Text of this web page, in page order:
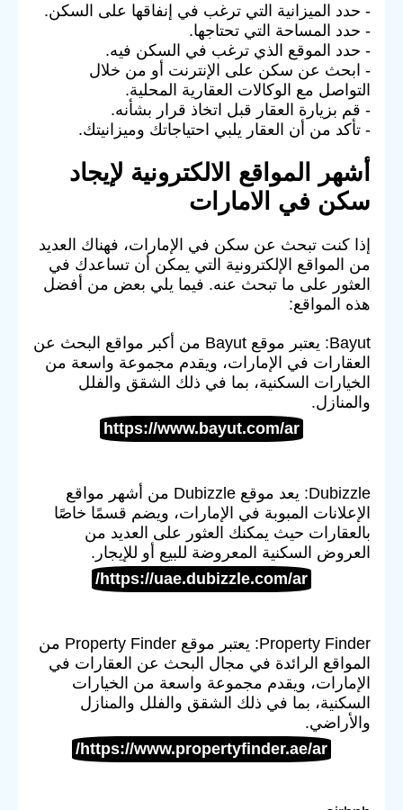
- حدد الميزانية التي ترغب في إنفاقها على السكن.
- حدد المساحة التي تحتاجها.
- حدد الموقع الذي ترغب في السكن فيه.
- ابحث عن سكن على الإنترنت أو من خلال
التواصل مع الوكالات العقارية المحلية.
- قم بزيارة العقار قبل اتخاذ قرار بشأنه.
- تأكد من أن العقار يلبي احتياجاتك وميزانيتك.
أشهر المواقع الالكترونية لإيجاد
سكن في الامارات
إذا كنت تبحث عن سكن في الإمارات، فهناك العديد
من المواقع الإلكترونية التي يمكن أن تساعدك في
العثور على ما تبحث عنه. فيما يلي بعض من أفضل
هذه المواقع:
Bayut: يعتبر موقع Bayut من أكبر مواقع البحث عن
العقارات في الإمارات، ويقدم مجموعة واسعة من
الخيارات السكنية، بما في ذلك الشقق والفلل
والمنازل.
https://www.bayut.com/ar
Dubizzle: يعد موقع Dubizzle من أشهر مواقع
الإعلانات المبوبة في الإمارات، ويضم قسمًا خاصًا
بالعقارات حيث يمكنك العثور على العديد من
العروض السكنية المعروضة للبيع أو للإيجار.
https://uae.dubizzle.com/ar/
Property Finder: يعتبر موقع Property Finder من
المواقع الرائدة في مجال البحث عن العقارات في
الإمارات، ويقدم مجموعة واسعة من الخيارات
السكنية، بما في ذلك الشقق والفلل والمنازل
والأراضي.
https://www.propertyfinder.ae/ar/